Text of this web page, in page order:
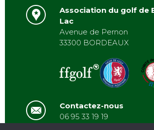
Association du golf de
Lac
Avenue de Pernon
33300 BORDEAUX
Contactez-nous
06 95 33 19 19